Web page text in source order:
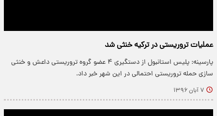
عملیات تروریستی در ترکیه خنثی شد
پارسینه: پلیس استانبول از دستگیری ۴ عضو گروه تروریستی داعش و خنثی
سازی حمله تروریستی احتمالی در این شهر خبر داد.
۷ آبان ۱۳۹۶